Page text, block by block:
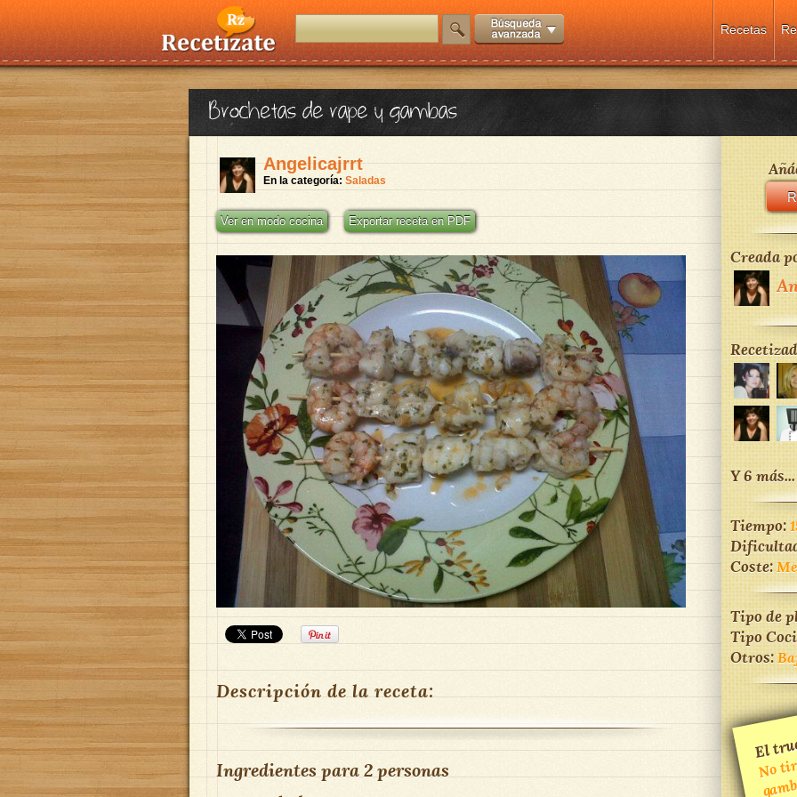
Recetas
Brochetas de rape y gambas
Angelicajrrt
En la categoría: Saladas
Ver en modo cocina Exportar receta en PDF
Descripción de la receta:
Ingredientes para2 personas
Creada
Y 6 más...
Tiempo:
Coste:
Tipo de
Tipo
Otros:
El
No